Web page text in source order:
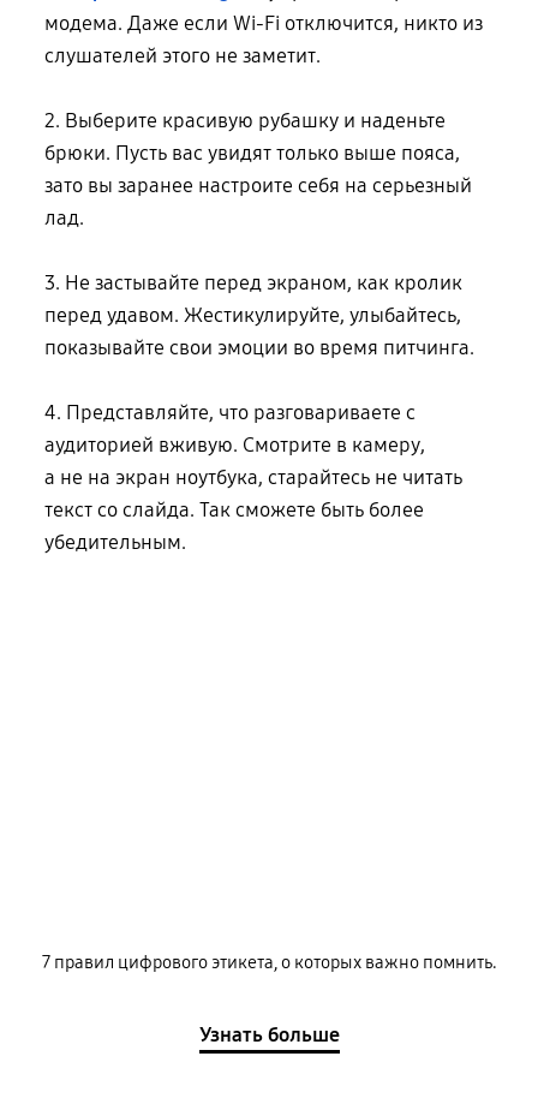
модема. Даже если Wi-Fi отключится, никто из
слушателей этого не заметит.
2. Выберите красивую рубашку и наденьте
брюки. Пусть вас увидят только выше пояса,
зато вы заранее настроите себя на серьезный
лад.
3. Не застывайте перед экраном, как кролик
перед удавом. Жестикулируйте, улыбайтесь,
показывайте свои эмоции во время питчинга.
4. Представляйте, что разговариваете с
аудиторией вживую. Смотрите в камеру,
а не на экран ноутбука, старайтесь не читать
текст со слайда. Так сможете быть более
убедительным.
7 правил цифрового этикета, о которых важно помнить.
Узнать больше